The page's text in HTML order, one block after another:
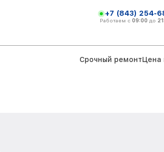
+7 (843) 254-
Работаем с 09:00 до
Срочный ремонтЦена